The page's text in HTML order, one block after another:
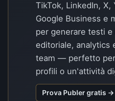
TikTok, LinkedIn, X,
Google Business e
per generare testi e
editoriale, analytics
team — perfetto
profili o un'attività
Prova Publer gratis →